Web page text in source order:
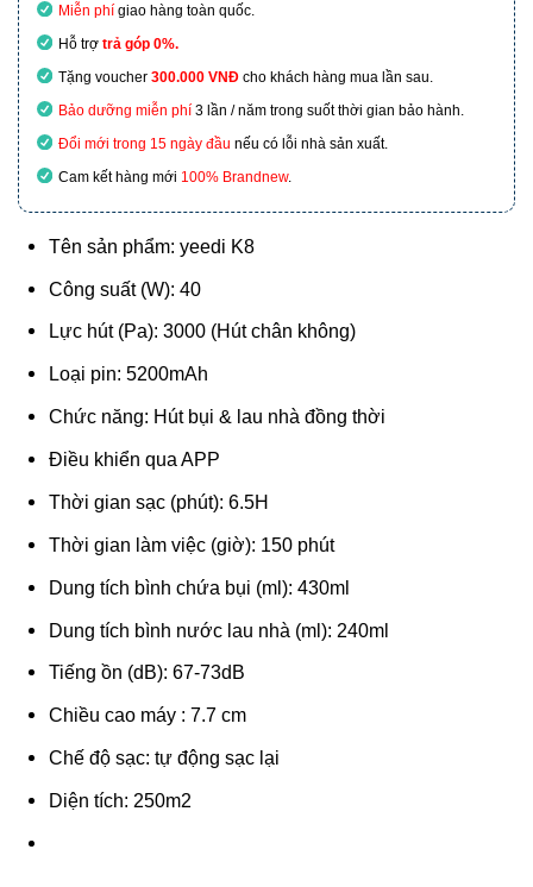
Miễn phí giao hàng toàn quốc.
Hỗ trợ trả góp 0%.
Tặng voucher 300.000 VNĐ cho khách hàng mua lần sau.
Bảo dưỡng miễn phí 3 lần / năm trong suốt thời gian bảo hành.
Đổi mới trong 15 ngày đầu nếu có lỗi nhà sản xuất.
Cam kết hàng mới 100% Brandnew.
Tên sản phẩm: yeedi K8
Công suất (W): 40
Lực hút (Pa): 3000 (Hút chân không)
Loại pin: 5200mAh
Chức năng: Hút bụi & lau nhà đồng thời
Điều khiển qua APP
Thời gian sạc (phút): 6.5H
Thời gian làm việc (giờ): 150 phút
Dung tích bình chứa bụi (ml): 430ml
Dung tích bình nước lau nhà (ml): 240ml
Tiếng ồn (dB): 67-73dB
Chiều cao máy : 7.7 cm
Chế độ sạc: tự động sạc lại
Diện tích: 250m2